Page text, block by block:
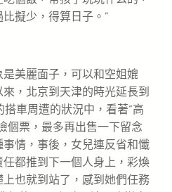
擬少，得算日子。”
美麗面子，可以和空姐媲
，北京到天津的時光延長到
車周遭的狀況中，看著“高
個票，最多再出售一下留念
情，事後，女兒連反省和懺
都推到下一個人身上，彩煥
也就到站了，感到她們任務